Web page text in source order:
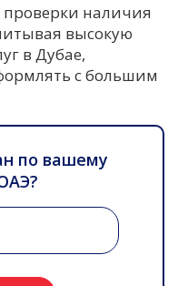
проверки наличия
высокую
в Дубае,
с большим
по вашему